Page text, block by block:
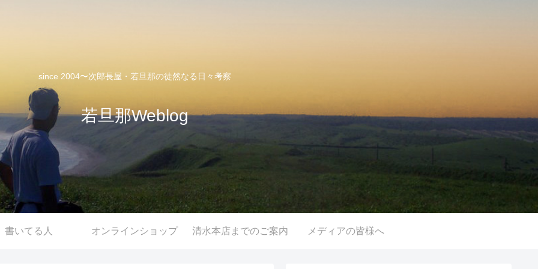
since 2004〜次郎長屋・若旦那の徒然なる日々考察
若旦那Weblog
書いてる人 オンラインショップ 清水本店までのご案内 メディアの皆様へ